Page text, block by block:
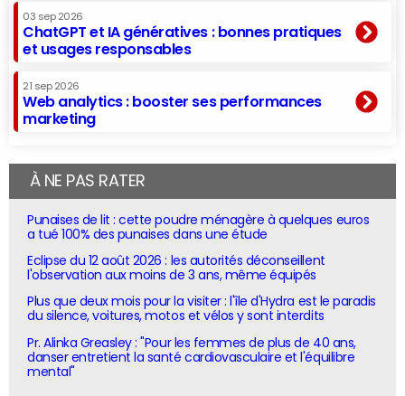
03 sep 2026
ChatGPT et IA génératives : bonnes pratiques
et usages responsables
21 sep 2026
Web analytics : booster ses performances
marketing
À NE PAS RATER
Punaises de lit : cette poudre ménagère à quelques euros
a tué 100% des punaises dans une étude
Eclipse du 12 août 2026 : les autorités déconseillent
l'observation aux moins de 3 ans, même équipés
Plus que deux mois pour la visiter : l'île d'Hydra est le paradis
du silence, voitures, motos et vélos y sont interdits
Pr. Alinka Greasley : "Pour les femmes de plus de 40 ans,
danser entretient la santé cardiovasculaire et l'équilibre
mental"